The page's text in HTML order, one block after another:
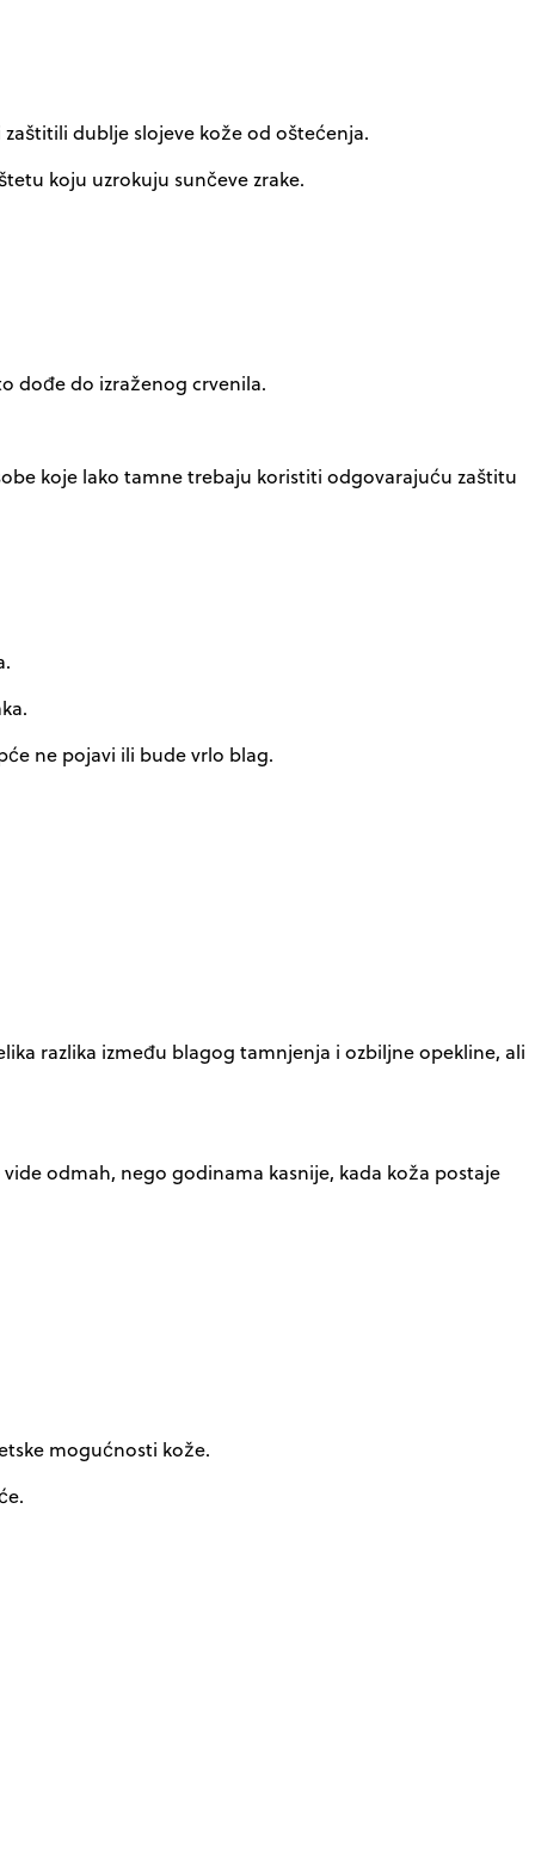
dublje slojeve kože od oštećenja.
koju uzrokuju sunčeve zrake.
dođe do izraženog crvenila.
koje lako tamne trebaju koristiti odgovarajuću zaštitu
ne pojavi ili bude vrlo blag.
razlika između blagog tamnjenja i ozbiljne opekline, ali
odmah, nego godinama kasnije, kada koža postaje
mogućnosti kože.